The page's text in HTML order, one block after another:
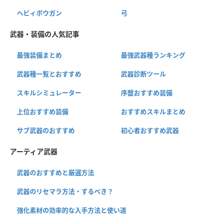
ヘビィボウガン 弓
武器・装備の人気記事
最強装備まとめ 最強武器種ランキング
武器種一覧とおすすめ 武器診断ツール
スキルシミュレーター 序盤おすすめ装備
上位おすすめ装備 おすすめスキルまとめ
サブ武器のおすすめ 初心者おすすめ武器
アーティア武器
武器のおすすめと厳選方法
武器のリセマラ方法・するべき？
強化素材の効率的な入手方法と使い道